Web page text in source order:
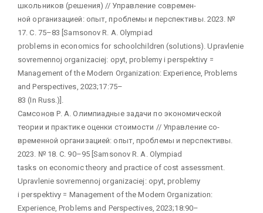
школьников (решения) // Управление современ-
ной организацией: опыт, проблемы и перспективы. 2023. №
17. С. 75–83 [Samsonov R. A. Olympiad
problems in economics for schoolchildren (solutions). Upravlenie
sovremennoj organizaciej: opyt, problemy i perspektivy =
Management of the Modern Organization: Experience, Problems
and Perspectives, 2023;17:75–
83 (In Russ.)].
Самсонов Р. А. Олимпиадные задачи по экономической
теории и практике оценки стоимости // Управление со-
временной организацией: опыт, проблемы и перспективы.
2023. № 18. С. 90–95 [Samsonov R. A. Olympiad
tasks on economic theory and practice of cost assessment.
Upravlenie sovremennoj organizaciej: opyt, problemy
i perspektivy = Management of the Modern Organization:
Experience, Problems and Perspectives, 2023;18:90–